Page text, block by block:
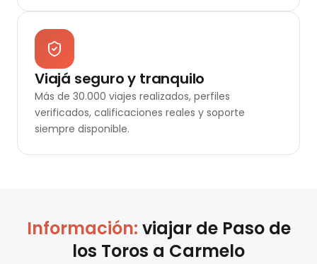
Viajá seguro y tranquilo
Más de 30.000 viajes realizados, perfiles
verificados, calificaciones reales y soporte
siempre disponible.
Información: viajar de Paso de
los Toros a Carmelo